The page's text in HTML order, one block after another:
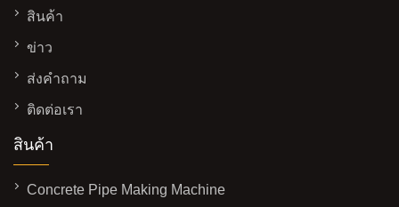
สินค้า
ข่าว
ส่งคำถาม
ติดต่อเรา
สินค้า
Concrete Pipe Making Machine